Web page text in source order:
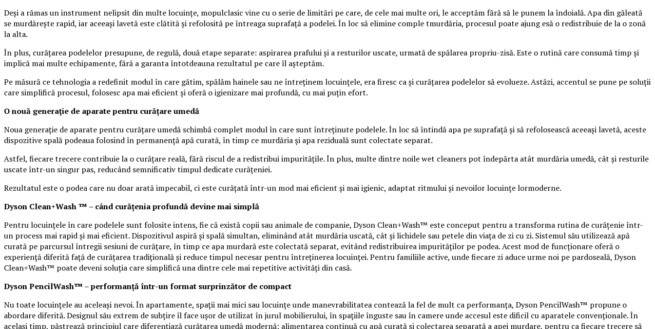
Deși a rămas un instrument nelipsit din multe locuințe, mopulclasic vine cu o serie de limitări pe care, de cele mai multe ori, le acceptăm fără să le punem la îndoială. Apa din găleată
se murdărește rapid, iar aceeași lavetă este clătită și refolosită pe întreaga suprafață a podelei. În loc să elimine comple tmurdăria, procesul poate ajung esă o redistribuie de la o zonă
la alta.
În plus, curățarea podelelor presupune, de regulă, două etape separate: aspirarea prafului și a resturilor uscate, urmată de spălarea propriu-zisă. Este o rutină care consumă timp și
implică mai multe echipamente, fără a garanta întotdeauna rezultatul pe care îl așteptăm.
Pe măsură ce tehnologia a redefinit modul în care gătim, spălăm hainele sau ne întreținem locuințele, era firesc ca și curățarea podelelor să evolueze. Astăzi, accentul se pune pe soluții
care simplifică procesul, folosesc apa mai eficient și oferă o igienizare mai profundă, cu mai puțin efort.
O nouă generație de aparate pentru curățare umedă
Noua generație de aparate pentru curățare umedă schimbă complet modul în care sunt întreținute podelele. În loc să întindă apa pe suprafață și să refolosească aceeași lavetă, aceste
dispozitive spală podeaua folosind în permanență apă curată, în timp ce murdăria și apa reziduală sunt colectate separat.
Astfel, fiecare trecere contribuie la o curățare reală, fără riscul de a redistribui impuritățile. În plus, multe dintre noile wet cleaners pot îndepărta atât murdăria umedă, cât și resturile
uscate într-un singur pas, reducând semnificativ timpul dedicate curățeniei.
Rezultatul este o podea care nu doar arată impecabil, ci este curățată într-un mod mai eficient și mai igienic, adaptat ritmului și nevoilor locuințe lormoderne.
Dyson Clean+Wash ™ – când curățenia profundă devine mai simplă
Pentru locuințele în care podelele sunt folosite intens, fie că există copii sau animale de companie, Dyson Clean+Wash™ este conceput pentru a transforma rutina de curățenie într-
un process mai rapid și mai eficient. Dispozitivul aspiră și spală simultan, eliminând atât murdăria uscată, cât și lichidele sau petele din viața de zi cu zi. Sistemul său utilizează apă
curată pe parcursul întregii sesiuni de curățare, în timp ce apa murdară este colectată separat, evitând redistribuirea impurităților pe podea. Acest mod de funcționare oferă o
experiență diferită față de curățarea tradițională și reduce timpul necesar pentru întreținerea locuinței. Pentru familiile active, unde fiecare zi aduce urme noi pe pardoseală, Dyson
Clean+Wash™ poate deveni soluția care simplifică una dintre cele mai repetitive activități din casă.
Dyson PencilWash™ – performanță într-un format surprinzător de compact
Nu toate locuințele au aceleași nevoi. În apartamente, spații mai mici sau locuințe unde manevrabilitatea contează la fel de mult ca performanța, Dyson PencilWash™ propune o
abordare diferită. Designul său extrem de subțire îl face ușor de utilizat în jurul mobilierului, în spațiile înguste sau în camere unde accesul este dificil cu aparatele convenționale. În
același timp, păstrează principiul care diferențiază curățarea umedă modernă: alimentarea continuă cu apă curată și colectarea separată a apei murdare, pentru ca fiecare trecere să